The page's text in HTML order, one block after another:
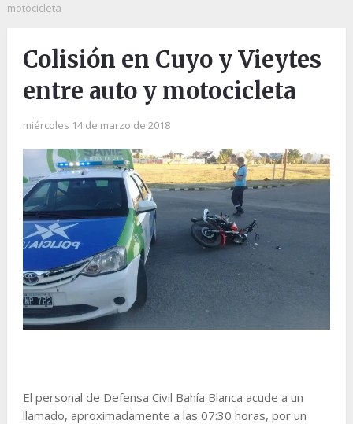
motocicleta
Colisión en Cuyo y Vieytes
entre auto y motocicleta
miércoles 14 de marzo de 2018
El personal de Defensa Civil Bahía Blanca acude a un
llamado, aproximadamente a las 07:30 horas, por un